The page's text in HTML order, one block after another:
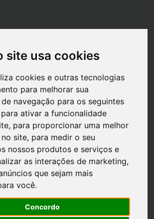
site usa cookies
cookies e outras tecnologias
para melhorar sua
navegação para os seguintes
para ativar a funcionalidade
, para proporcionar uma melhor
site, para medir o seu
nossos produtos e serviços e
as interações de marketing,
que sejam mais
você.
Concordo
o Espaço da
• 18 janeiro • 1 min leitura